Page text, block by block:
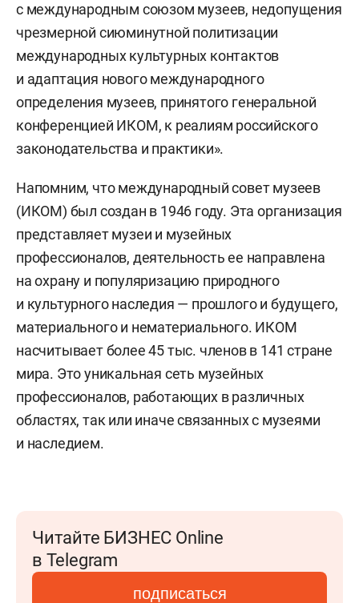
с международным союзом музеев, недопущения
чрезмерной сиюминутной политизации
международных культурных контактов
и адаптация нового международного
определения музеев, принятого генеральной
конференцией ИКОМ, к реалиям российского
законодательства и практики».
Напомним, что международный совет музеев
(ИКОМ) был создан в 1946 году. Эта организация
представляет музеи и музейных
профессионалов, деятельность ее направлена
на охрану и популяризацию природного
и культурного наследия — прошлого и будущего,
материального и нематериального. ИКОМ
насчитывает более 45 тыс. членов в 141 стране
мира. Это уникальная сеть музейных
профессионалов, работающих в различных
областях, так или иначе связанных с музеями
и наследием.
Читайте БИЗНЕС Online
в Telegram
подписаться